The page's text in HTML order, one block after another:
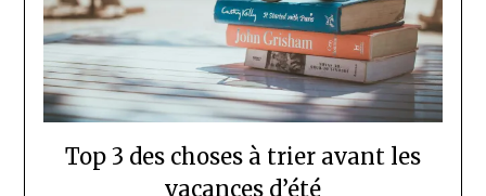
Top 3 des choses à trier avant les
vacances d’été